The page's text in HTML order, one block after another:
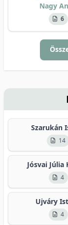
Nagy
6
Szarukán
14
Jósvai Júlia
4
Ujváry
4